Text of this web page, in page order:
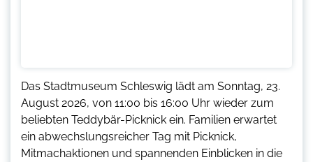
Das Stadtmuseum Schleswig lädt am Sonntag, 23.
August 2026, von 11:00 bis 16:00 Uhr wieder zum
beliebten Teddybär-Picknick ein. Familien erwartet
ein abwechslungsreicher Tag mit Picknick,
Mitmachaktionen und spannenden Einblicken in die